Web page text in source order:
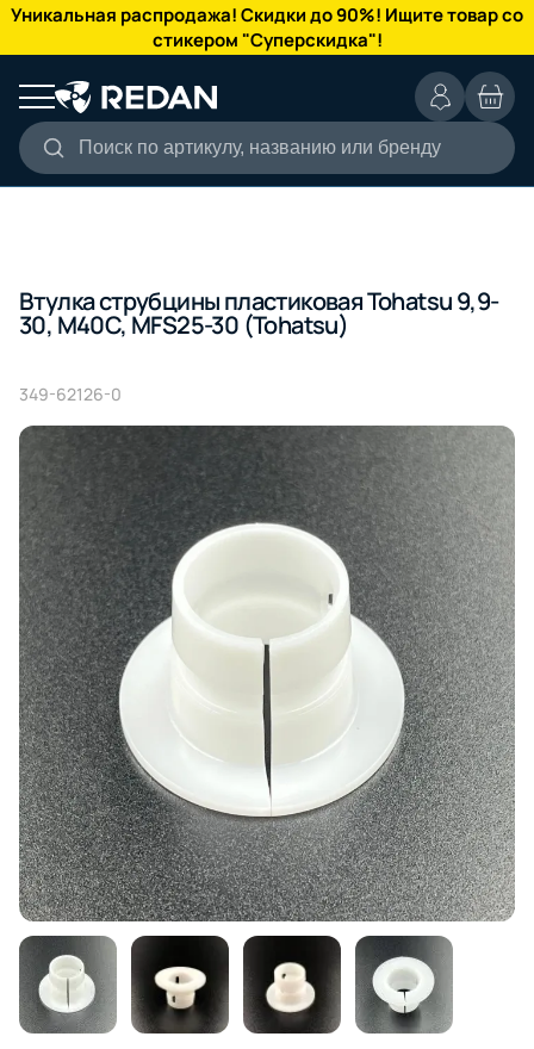
Уникальная распродажа! Скидки до 90%! Ищите товар со
стикером "Суперскидка"!
Поиск по артикулу, названию или бренду
КАТАЛОГ
Втулка струбцины пластиковая Tohatsu 9,9-
30, M40C, MFS25-30 (Tohatsu)
349-62126-0